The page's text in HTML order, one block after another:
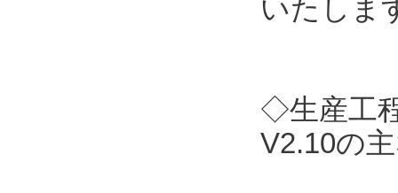
いたしま
◇生産工
V2.10の